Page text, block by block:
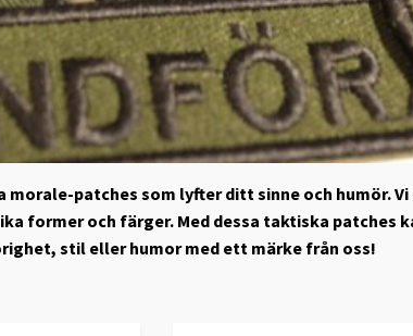
patches som lyfter ditt sinne och humör.
former och färger. Med dessa taktiska patches
stil eller humor med ett märke från oss!